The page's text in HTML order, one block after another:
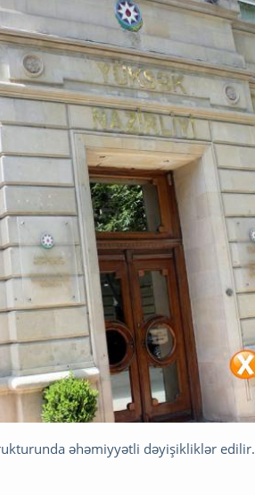
əhəmiyyətli dəyişikliklər edilir.